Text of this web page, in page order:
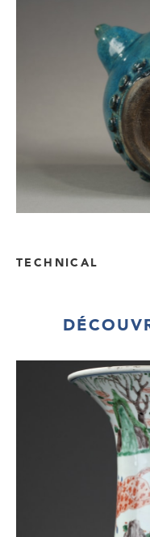
TECHNICAL